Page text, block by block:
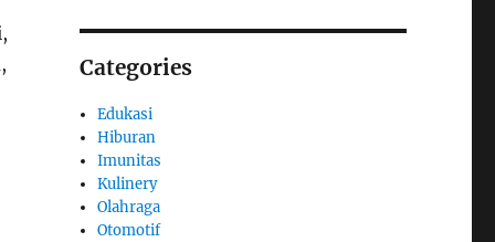
Categories
Edukasi
Hiburan
Imunitas
Kulinery
Olahraga
Otomotif